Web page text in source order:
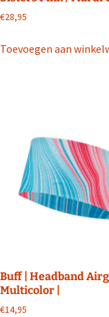
€28,95
Toevoegen aan
Buff | Headband
Multicolor |
€14,95